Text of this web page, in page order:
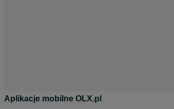
Aplikacje mobilne OLX.pl